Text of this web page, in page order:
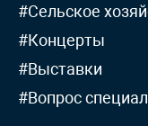
#Сельское
#Концерты
#Выставки
#Вопрос